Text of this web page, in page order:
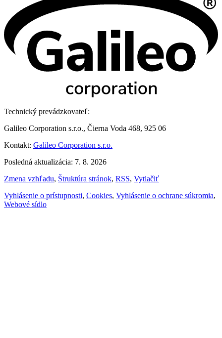
Technický prevádzkovateľ:
Galileo Corporation s.r.o., Čierna Voda 468, 925 06
Kontakt: Galileo Corporation s.r.o.
Posledná aktualizácia: 7. 8. 2026
Zmena vzhľadu, Štruktúra stránok, RSS, Vytlačiť
Vyhlásenie o prístupnosti, Cookies, Vyhlásenie o ochrane súkromia,
Webové sídlo